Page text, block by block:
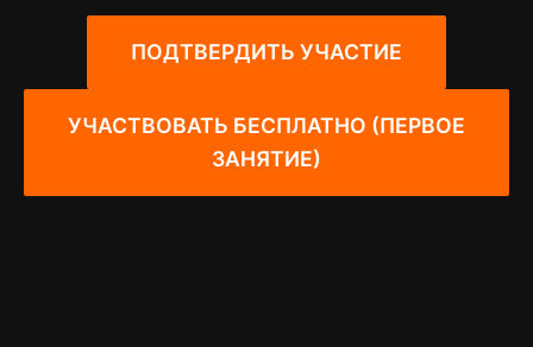
ПОДТВЕРДИТЬ УЧАСТИЕ
УЧАСТВОВАТЬ БЕСПЛАТНО (ПЕРВОЕ
ЗАНЯТИЕ)